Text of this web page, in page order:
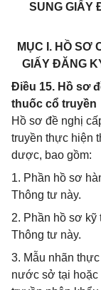
SUNG GIẤY
MỤC I. HỒ SƠ
GIẤY ĐĂNG
Điều 15. Hồ sơ
thuốc cổ truyền
Hồ sơ đề nghị
truyền thực hiện
dược, bao gồm:
1. Phần hồ sơ
Thông tư này.
2. Phần hồ sơ kỹ
Thông tư này.
3. Mẫu nhãn
nước sở tại hoặc